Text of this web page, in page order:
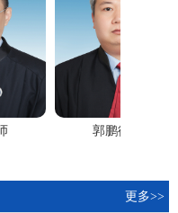
郭鹏律师
更多>>